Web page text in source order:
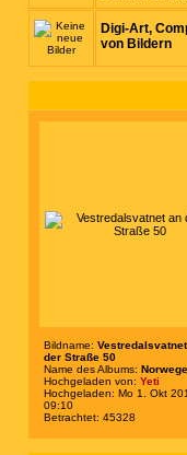
Digi-Art,
von Bildern
Bildname:
der Straße 50
Name des Albums:
Hochgeladen von: Yeti
Hochgeladen: Mo 1. Okt
09:10
Betrachtet: 45328